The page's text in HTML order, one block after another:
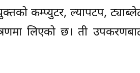
कम्प्युटर, ल्यापटप,
लिएको छ। ती